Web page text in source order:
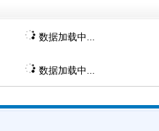
数据加载中...
数据加载中...